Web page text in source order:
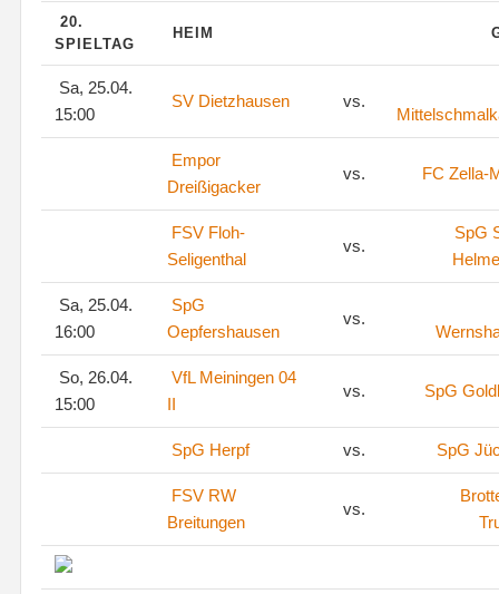
20.
SPIELTAG
HEIM
Sa, 25.04.
15:00
SV Dietzhausen vs.
Empor
Dreißigacker
vs. FC Zella-
FSV Floh-
Seligenthal
vs.
SpG
Sa, 25.04.
16:00
SpG
Oepfershausen
vs.
So, 26.04.
15:00
VfL Meiningen 04
II
vs. SpG
SpG Herpf vs. SpG
FSV RW
Breitungen
vs.